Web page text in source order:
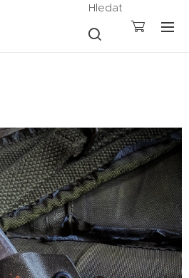
Hledat